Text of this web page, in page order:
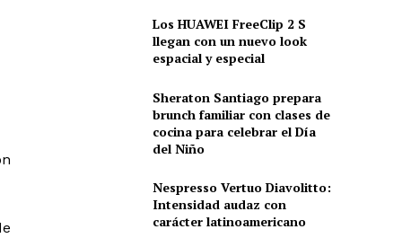
Los HUAWEI FreeClip 2 S
llegan con un nuevo look
espacial y especial
Sheraton Santiago prepara
brunch familiar con clases de
cocina para celebrar el Día
del Niño
Nespresso Vertuo Diavolitto:
Intensidad audaz con
carácter latinoamericano